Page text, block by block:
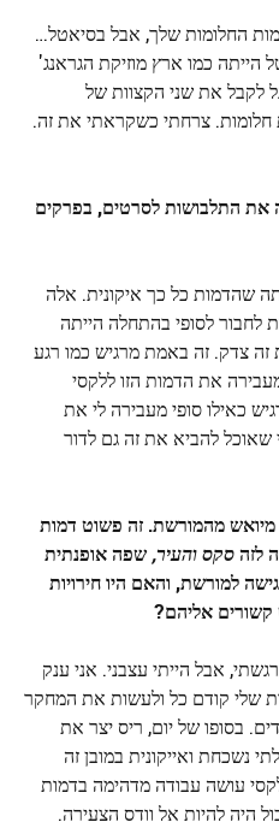
החלומות שלך, אבל בסיאטל…
כלומר, 1995 סיאטל הייתה כמו ארץ מוזיקת ​​הגראנג'
לקבל את שני הקצוות של
חלומות. צרחתי כשקראתי את זה.
התלבושות לסרטים, בפרקים
שהדמות כל כך איקונית. אלה
לחבור לסופי בהתחלה הייתה
צדק. זה באמת מרגיש כמו רגע
את הדמות הזו ללקסי
כאילו סופי מעבירה לי את
להביא את זה גם לדור
מהמורשת. זה פשוט דמות
לזהסקס והעיר, שפה אופנתית
למורשת, והאם היו חירויות
אליהם?
אבל הייתי עצבני. אני ענק
שלי קודם כל ולעשות את המחקר
בסופו של יום, ריס יצר את
נשכחת ואייקונית במובן זה
עושה עבודה מדהימה בדמות
היה להיות אל וודס הצעירה.